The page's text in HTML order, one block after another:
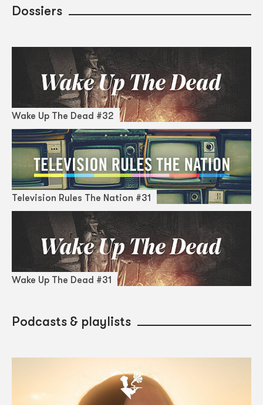
Dossiers
Wake Up The Dead #32
Television Rules The Nation #31
Wake Up The Dead #31
Podcasts & playlists